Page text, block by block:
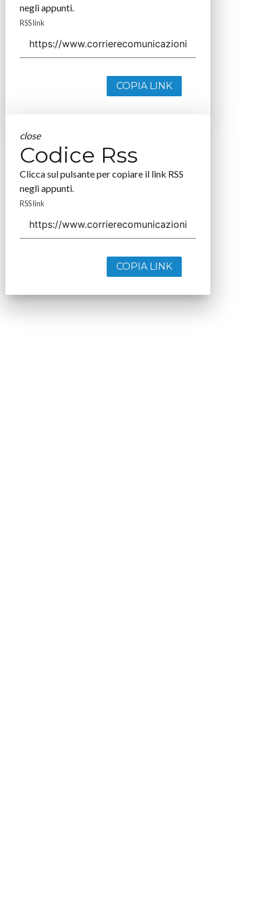
negli appunti.
RSS link
COPIA LINK
close
Codice Rss
Clicca sul pulsante per copiare il link RSS
negli appunti.
RSS link
COPIA LINK